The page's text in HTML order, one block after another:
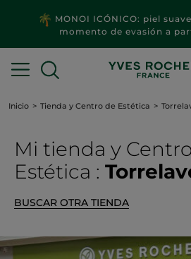
MONOI ICÓNICO: piel
momento de evasión a
Inicio Tienda y Centro de Estética
Mi tienda y
Estética :
BUSCAR OTRA TIENDA